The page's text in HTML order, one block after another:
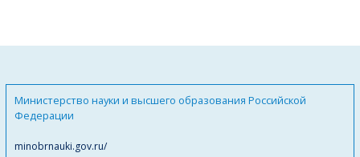
Министерство науки и высшего образования Российской
Федерации
minobrnauki.gov.ru/